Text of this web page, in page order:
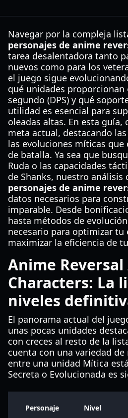
Navegar por la compleja
personajes de anime
tarea desalentadora tanto
nuevos como para los
el juego sigue
qué unidades
segundo (DPS) y qué
utilidad es esencial para
oleadas altas. En esta guía,
meta actual, destacando
las evoluciones míticas
de batalla. Ya sea que
Ruda o las capacidades
de Shanks, nuestro análisis
personajes de anime
datos necesarios para
imparable. Desde
hasta métodos de
necesario para optimizar tu
maximizar la eficiencia de
Anime Reversal
Characters: La
niveles
El panorama actual del
unas pocas unidades
con creces al resto de la
cuenta con una variedad de
entre una unidad Mítica
Secreta o Evolucionada es
Personaje Nivel